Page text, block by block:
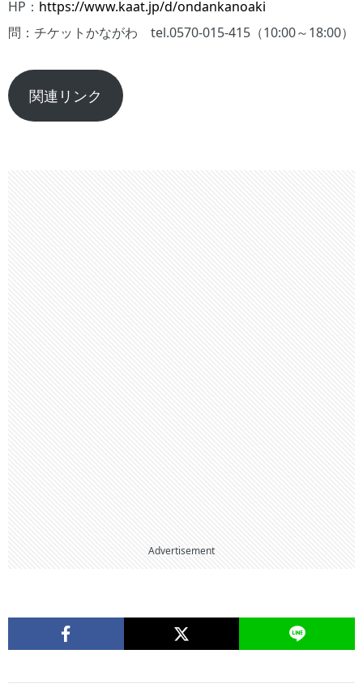
HP： https://www.kaat.jp/d/ondankanoaki
問：チケットかながわ tel.0570-015-415（10:00～18:00）
関連リンク
Advertisement